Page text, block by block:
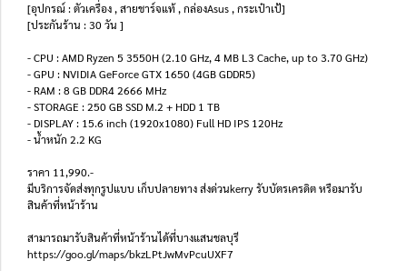
[อุปกรณ์ : ตัวเครื่อง , สายชาร์จแท้ , กล่องAsus , กระเป๋าเป้]
[ประกันร้าน : 30 วัน ]
- CPU : AMD Ryzen 5 3550H (2.10 GHz, 4 MB L3 Cache, up to 3.70 GHz)
- GPU : NVIDIA GeForce GTX 1650 (4GB GDDR5)
- RAM : 8 GB DDR4 2666 MHz
- STORAGE : 250 GB SSD M.2 + HDD 1 TB
- DISPLAY : 15.6 inch (1920x1080) Full HD IPS 120Hz
- น้ำหนัก 2.2 KG
ราคา 11,990.-
มีบริการจัดส่งทุกรูปแบบ เก็บปลายทาง ส่งด่วนkerry รับบัตรเครดิต หรือมารับ
สินค้าที่หน้าร้าน
สามารถมารับสินค้าที่หน้าร้านได้ที่บางแสนชลบุรี
https://goo.gl/maps/bkzLPtJwMvPcuUXF7